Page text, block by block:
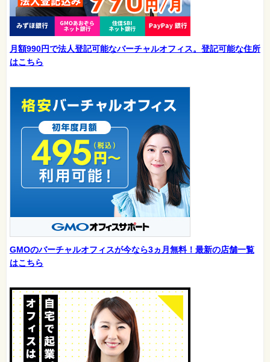
月額990円で法人登記可能なバーチャルオフィス。登記可能な住所
はこちら
GMOのバーチャルオフィスが今なら3ヵ月無料！最新の店舗一覧
はこちら